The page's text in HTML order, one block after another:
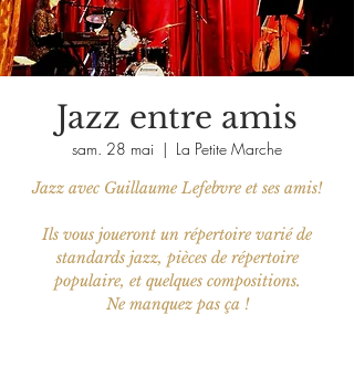
Jazz entre amis
sam. 28 mai
  |
La Petite Marche
Jazz avec Guillaume Lefebvre et ses amis!
Ils vous joueront un répertoire varié de
standards jazz, pièces de répertoire
populaire, et quelques compositions.
Ne manquez pas ça !